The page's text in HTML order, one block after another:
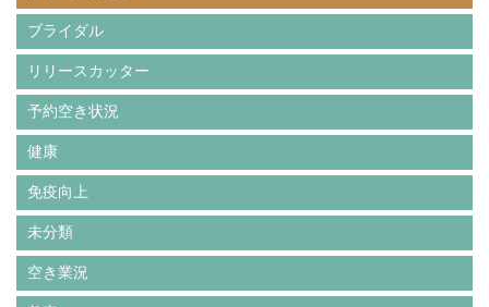
ブライダル
リリースカッター
予約空き状況
健康
免疫向上
未分類
空き業況